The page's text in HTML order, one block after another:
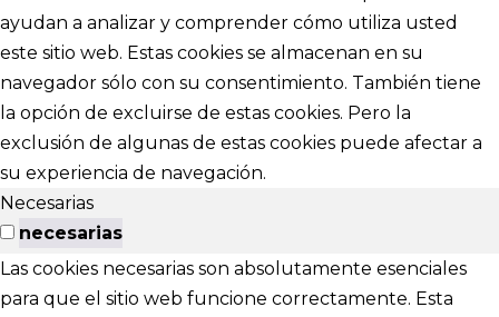
ayudan a analizar y comprender cómo utiliza usted
este sitio web. Estas cookies se almacenan en su
navegador sólo con su consentimiento. También tiene
la opción de excluirse de estas cookies. Pero la
exclusión de algunas de estas cookies puede afectar a
su experiencia de navegación.
Necesarias
necesarias
Las cookies necesarias son absolutamente esenciales
para que el sitio web funcione correctamente. Esta